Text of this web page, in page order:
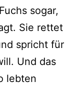
sogar,
Sie ret­tet
spricht für
Und das
leb­ten